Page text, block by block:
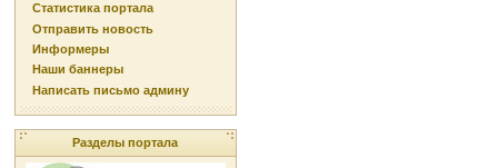
Статистика портала
Отправить новость
Информеры
Наши баннеры
Написать письмо админу
Разделы портала